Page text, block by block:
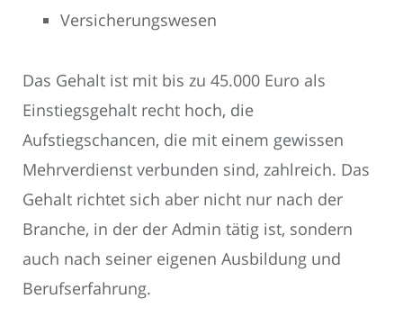
Versicherungswesen
Das Gehalt ist mit bis zu 45.000 Euro als
Einstiegsgehalt recht hoch, die
Aufstiegschancen, die mit einem gewissen
Mehrverdienst verbunden sind, zahlreich. Das
Gehalt richtet sich aber nicht nur nach der
Branche, in der der Admin tätig ist, sondern
auch nach seiner eigenen Ausbildung und
Berufserfahrung.